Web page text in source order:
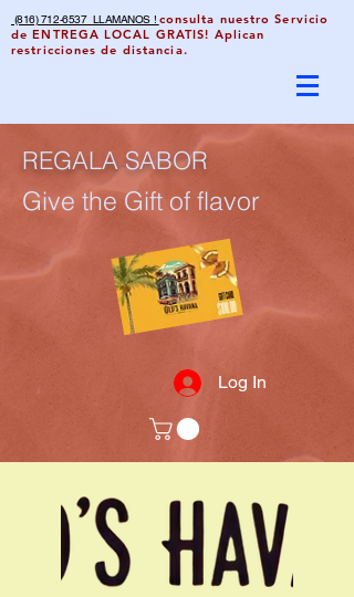
(816) 712-6537 LLAMANOS ! consulta nuestro Servicio
de ENTREGA LOCAL GRATIS! Aplican
restricciones de distancia.
REGALA SABOR
Give the Gift of flavor
Log In